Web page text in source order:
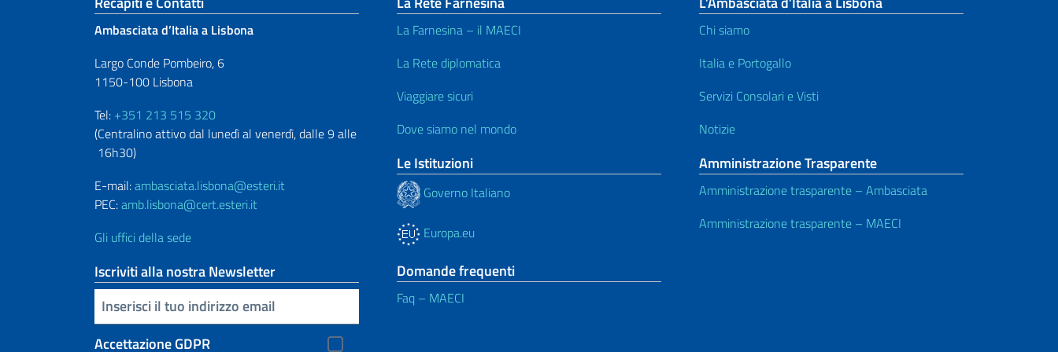
Ambasciata d’Italia a Lisbona
Largo Conde Pombeiro, 6
1150-100 Lisbona
Tel: +351 213 515 320
(Centralino attivo dal lunedì al venerdì, dalle 9 alle
16h30)
E-mail:ambasciata.lisbona@esteri.it
PEC:amb.lisbona@cert.esteri.it
Gli uffici della sede
Iscriviti alla nostra Newsletter
Inserisci la tua email
Accettazione GDPR
La Farnesina – il MAECI
La Rete diplomatica
Viaggiare sicuri
Dove siamo nel mondo
Le Istituzioni
Governo Italiano
Europa.eu
Domande frequenti
Faq – MAECI
Chi siamo
Italia e Portogallo
Servizi Consolari e Visti
Notizie
Amministrazione Trasparente
Amministrazione trasparente – Ambasciata
Amministrazione trasparente – MAECI